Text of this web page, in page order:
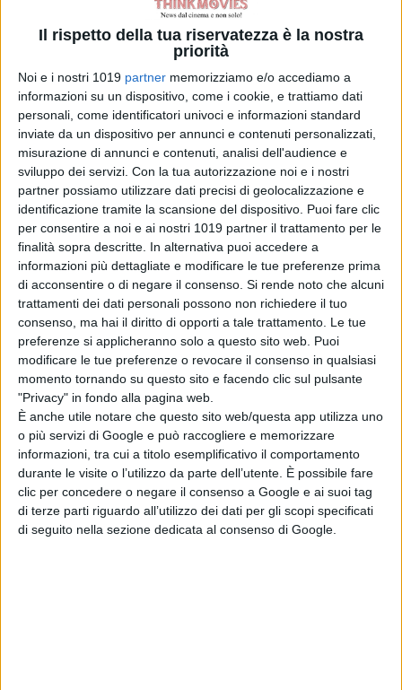
Il rispetto della tua riservatezza è la nostra
priorità
Noi e i nostri 1019 partner memorizziamo e/o accediamo a
informazioni su un dispositivo, come i cookie, e trattiamo dati
personali, come identificatori univoci e informazioni standard
inviate da un dispositivo per annunci e contenuti personalizzati,
misurazione di annunci e contenuti, analisi dell'audience e
sviluppo dei servizi. Con la tua autorizzazione noi e i nostri
partner possiamo utilizzare dati precisi di geolocalizzazione e
identificazione tramite la scansione del dispositivo. Puoi fare clic
per consentire a noi e ai nostri 1019 partner il trattamento per le
finalità sopra descritte. In alternativa puoi accedere a
informazioni più dettagliate e modificare le tue preferenze prima
di acconsentire o di negare il consenso. Si rende noto che alcuni
trattamenti dei dati personali possono non richiedere il tuo
consenso, ma hai il diritto di opporti a tale trattamento. Le tue
preferenze si applicheranno solo a questo sito web. Puoi
modificare le tue preferenze o revocare il consenso in qualsiasi
momento tornando su questo sito e facendo clic sul pulsante
"Privacy" in fondo alla pagina web.
È anche utile notare che questo sito web/questa app utilizza uno
o più servizi di Google e può raccogliere e memorizzare
informazioni, tra cui a titolo esemplificativo il comportamento
durante le visite o l’utilizzo da parte dell’utente. È possibile fare
clic per concedere o negare il consenso a Google e ai suoi tag
di terze parti riguardo all’utilizzo dei dati per gli scopi specificati
di seguito nella sezione dedicata al consenso di Google.
Normal: il trailer e
il poster del
nuovo film di Ben
Godzilla Minus
Zero: il re dei
mostri torna nel
teaser trailer
italiano
di La Redazione
Lionsgate rilancia
Leprechaun: il
folletto assassino
torna in un nuovo
film horror
di Emanuela Giuliani
Meadow Walker e
la Toyota Supra
di Paul Walker:
venduta”
di Emanuela Giuliani
Wonka 2, nessun
rinvio: la Warner
Bros. fa chiarezza
sul sequel con
Timothée